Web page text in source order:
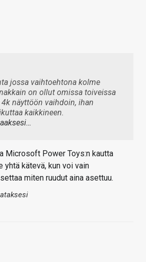
jossa vaihtoehtona kolme
on ollut omissa toiveissa
näyttöön vaihdoin, ihan
kaikkineen.
Microsoft Power Toys:n kautta
yhtä kätevä, kun voi vain
miten ruudut aina asettuu.